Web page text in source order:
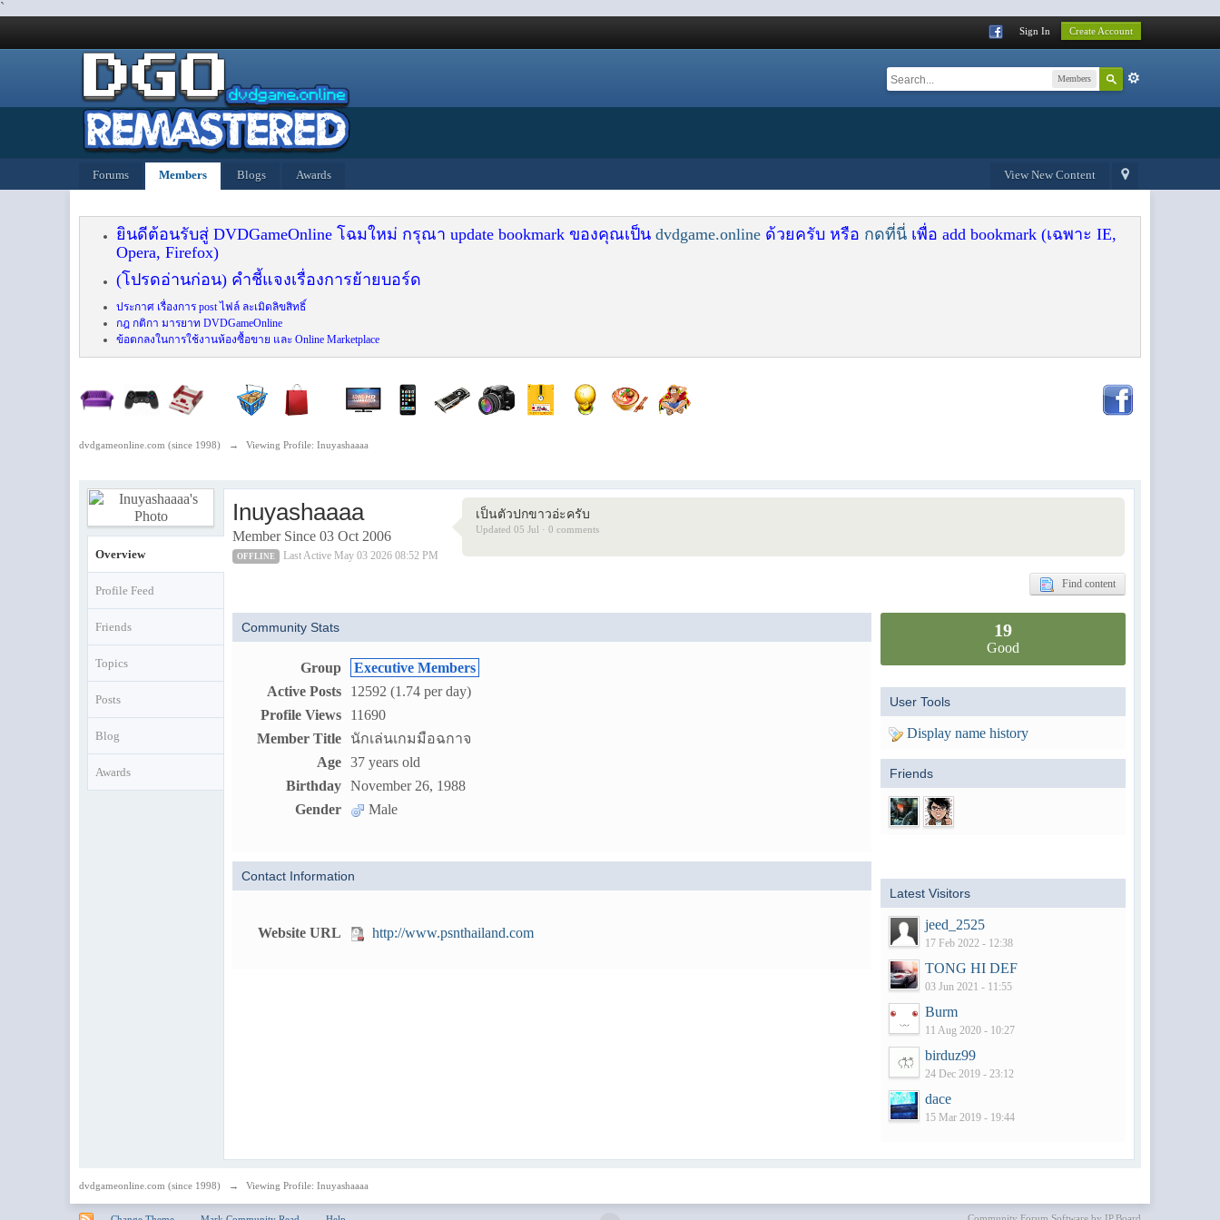
`
Sign In Create Account
Members
View New Content
Forums Members Blogs Awards
ยินดีต้อนรับสู่ DVDGameOnline โฉมใหม่ กรุณา update bookmark ของคุณเป็นdvdgame.online ด้วยครับ หรือ กดที่นี่ เพื่อ add bookmark (เฉพาะ IE,
Opera, Firefox)
(โปรดอ่านก่อน) คำชี้แจงเรื่องการย้ายบอร์ด
ประกาศ เรื่องการ post ไฟล์ ละเมิดลิขสิทธิ์
กฎ กติกา มารยาท DVDGameOnline
ข้อตกลงในการใช้งานห้องซื้อขาย และ Online Marketplace
dvdgameonline.com (since 1998) → Viewing Profile: Inuyashaaaa
Overview
Profile Feed
Friends
Topics
Posts
Blog
Awards
Inuyashaaaa
Member Since 03 Oct 2006
OFFLINE Last Active May 03 2026 08:52 PM
เป็นตัวปกขาวอ่ะครับ
Updated 05 Jul · 0 comments
Find content
Community Stats
Group
Executive Members
Active Posts
12592 (1.74 per day)
Profile Views
11690
Member Title
นักเล่นเกมมือฉกาจ
Age
37 years old
Birthday
November 26, 1988
Gender
Male
Contact Information
Website URL http://www.psnthailand.com
19
Good
User Tools
Display name history
Friends
Latest Visitors
jeed_2525
17 Feb 2022 - 12:38
TONG HI DEF
03 Jun 2021 - 11:55
Burm
11 Aug 2020 - 10:27
birduz99
24 Dec 2019 - 23:12
dace
15 Mar 2019 - 19:44
dvdgameonline.com (since 1998) → Viewing Profile: Inuyashaaaa